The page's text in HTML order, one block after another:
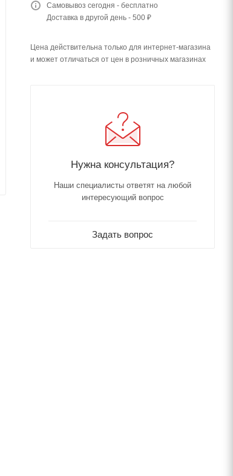
Самовывоз сегодня - бесплатно
Доставка в другой день - 500 ₽
Цена действительна только для интернет-магазина
и может отличаться от цен в розничных магазинах
Нужна консультация?
Наши специалисты ответят на любой
интересующий вопрос
Задать вопрос